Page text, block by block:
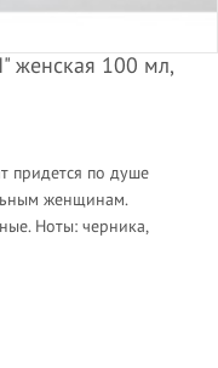
женская 100 мл,
придется по душе
женщинам.
Ноты: черника,